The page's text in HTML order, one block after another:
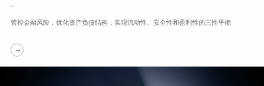
管控金融风险，优化资产负债结构， 实现流动性、安全性和盈利性的三性平衡